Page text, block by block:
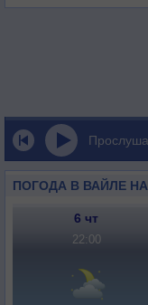
ПОГОДА В ВАЙЛЕ
6 чт
22:00